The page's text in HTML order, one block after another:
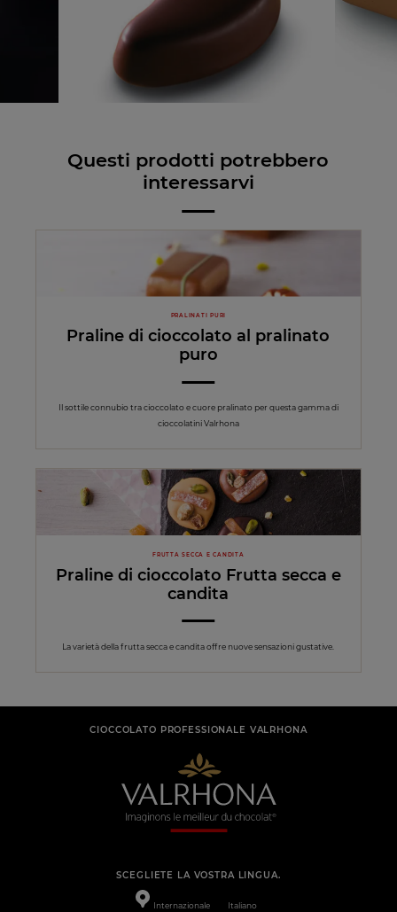
Questi prodotti potrebbero
interessarvi
PRALINATI PURI
Praline di cioccolato al pralinato
puro
Il sottile connubio tra cioccolato e cuore pralinato per questa gamma di
cioccolatini Valrhona
FRUTTA SECCA E CANDITA
Praline di cioccolato Frutta secca e
candita
La varietà della frutta secca e candita offre nuove sensazioni gustative.
CIOCCOLATO PROFESSIONALE VALRHONA
SCEGLIETE LA VOSTRA LINGUA.
Internazionale Italiano